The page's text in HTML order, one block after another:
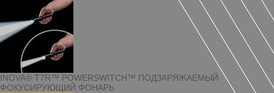
INOVA® T7R™ POWERSWITCH™ ПОДЗАРЯЖАЕМЫЙ
ФОКУСИРУЮЩИЙ ФОНАРЬ